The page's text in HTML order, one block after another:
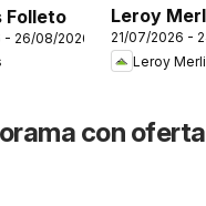
Folleto
26/08/2026
Leroy
Catálogo
21/07/2026 -
Leroy
con